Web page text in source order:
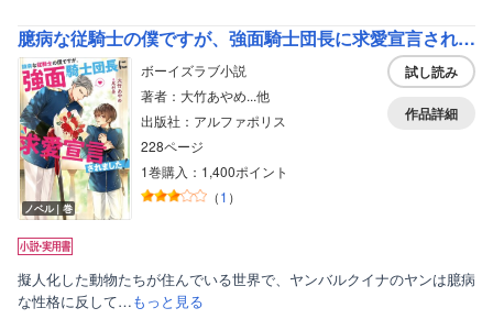
臆病な従騎士の僕ですが、強面騎士団長に求愛宣言されました！
ノベル｜巻
ボーイズラブ小説
著者：大竹あやめ...他
出版社：アルファポリス
228ページ
1巻購入：1,400ポイント
（1 ）
試し読み
作品詳細
擬人化した動物たちが住んでいる世界で、ヤンバルクイナのヤンは臆病
な性格に反して…もっと見る